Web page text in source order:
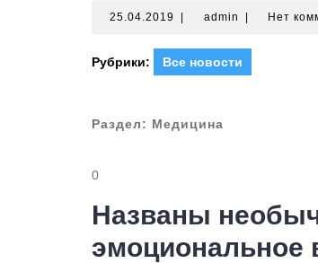
25.04.2019 25.04.2019
admin adminНет
Рубрики: Все новости
Раздел: Медицина
0
Названы
эмоциональное